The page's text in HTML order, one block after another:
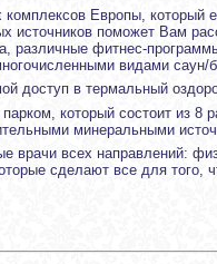
Европы, который
источников поможет Вам
различные фитнес-
видами саун/
доступ в термальный
который состоит из 8
минеральными
врачи всех направлений:
сделают все для того,